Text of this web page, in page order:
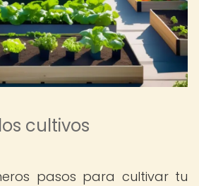
cultivos
pasos para cultivar tu